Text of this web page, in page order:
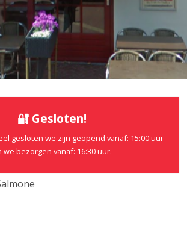
🔐 Gesloten!
gesloten we zijn geopend vanaf: 15:00 uur
we bezorgen vanaf: 16:30 uur.